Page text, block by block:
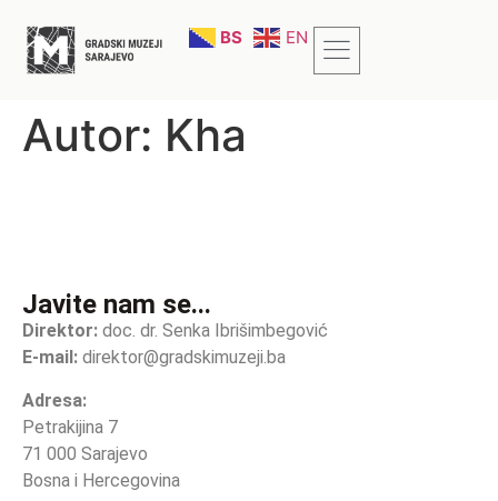
BS EN
Autor: Kha
Javite nam se...
Direktor: doc. dr. Senka Ibrišimbegović
E-mail: direktor@gradskimuzeji.ba
Adresa:
Petrakijina 7
71 000 Sarajevo
Bosna i Hercegovina